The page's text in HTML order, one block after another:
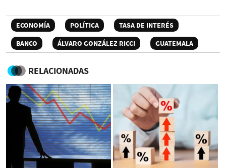
ECONOMÍA POLÍTICA
TASA DE INTERÉS
BANCO
ÁLVARO GONZÁLEZ RICCI GUATEMALA
RELACIONADAS